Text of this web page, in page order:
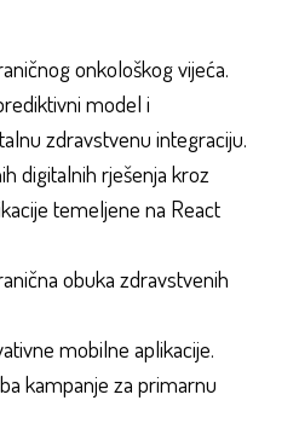
onkološkog vijeća.
model i
zdravstvenu integraciju.
digitalnih rješenja kroz
temeljene na React
obuka zdravstvenih
mobilne aplikacije.
kampanje za primarnu